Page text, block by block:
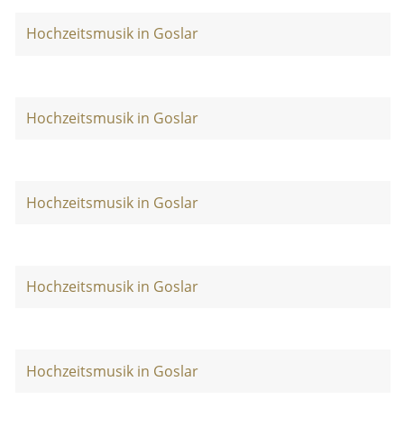
Hochzeitsmusik in Goslar
Hochzeitsmusik in Goslar
Hochzeitsmusik in Goslar
Hochzeitsmusik in Goslar
Hochzeitsmusik in Goslar